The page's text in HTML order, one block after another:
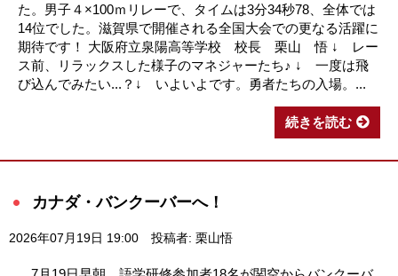
た。男子４×100ｍリレーで、タイムは3分34秒78、全体では
14位でした。滋賀県で開催される全国大会での更なる活躍に
期待です！ 大阪府立泉陽高等学校 校長 栗山 悟 ↓ レー
ス前、リラックスした様子のマネジャーたち♪ ↓ 一度は飛
び込んでみたい...？↓ いよいよです。勇者たちの入場。...
続きを読む
カナダ・バンクーバーへ！
2026年07月19日 19:00 投稿者: 栗山悟